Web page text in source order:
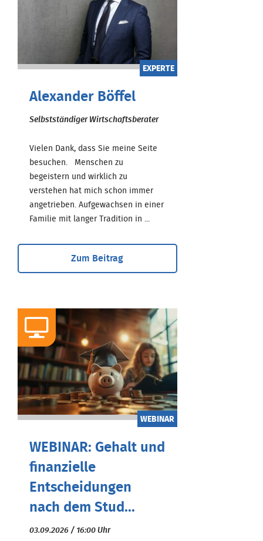
EXPERTE
Alexander Böffel
Selbstständiger Wirtschaftsberater
Vielen Dank, dass Sie meine Seite
besuchen. Menschen zu
begeistern und wirklich zu
verstehen hat mich schon immer
angetrieben. Aufgewachsen in einer
Familie mit langer Tradition in ...
Zum Beitrag
WEBINAR
WEBINAR: Gehalt und
finanzielle
Entscheidungen
nach dem Stud...
03.09.2026 / 16:00 Uhr